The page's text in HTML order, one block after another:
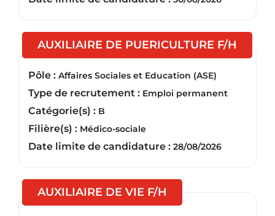
AUXILIAIRE DE PUERICULTURE F/H
Pôle : Affaires Sociales et Education (ASE)
Type de recrutement : Emploi permanent
Catégorie(s) : B
Filière(s) : Médico-sociale
Date limite de candidature : 28/08/2026
AUXILIAIRE DE VIE F/H